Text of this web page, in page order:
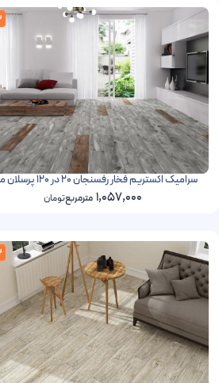
سرامیک اکستریم فخار رفسنجان 20 در 120 پرسلان مات
1,057,000 مترمربعتومان